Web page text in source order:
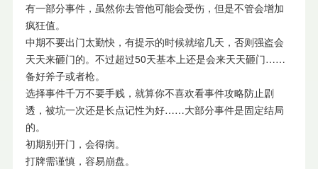
有一部分事件，虽然你去管他可能会受伤，但是不管会增加
疯狂值。
中期不要出门太勤快，有提示的时候就缩几天，否则强盗会
天天来砸门的。不过超过50天基本上还是会来天天砸门……
备好斧子或者枪。
选择事件千万不要手贱，就算你不喜欢看事件攻略防止剧
透，被坑一次还是长点记性为好……大部分事件是固定结局
的。
初期别开门，会得病。
打牌需谨慎，容易崩盘。